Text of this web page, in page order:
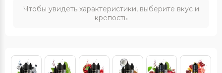
Чтобы увидеть характеристики, выберите вкус и
крепость